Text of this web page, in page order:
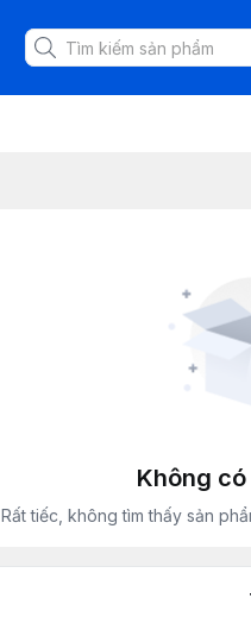
Không có
Rất tiếc, không tìm thấy sản